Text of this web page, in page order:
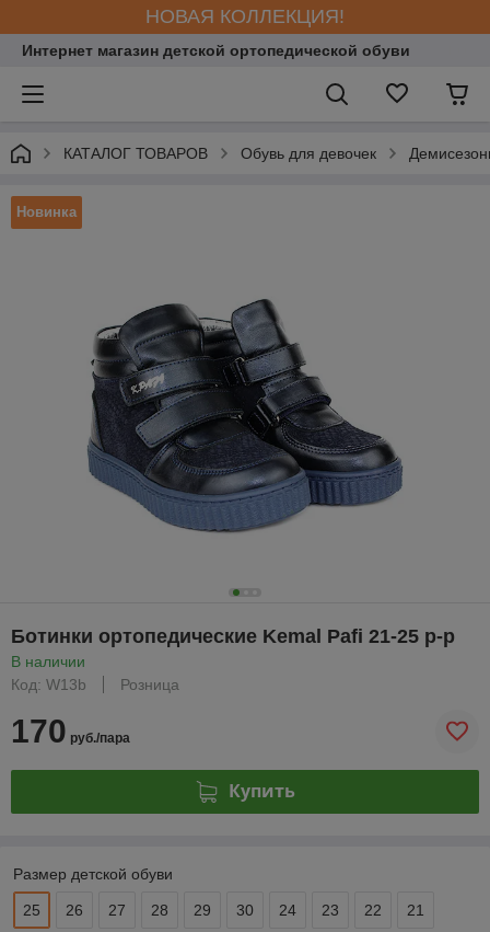
НОВАЯ КОЛЛЕКЦИЯ!
Интернет магазин детской ортопедической обуви
КАТАЛОГ ТОВАРОВ Обувь для девочек
Новинка
Ботинки ортопедические Kemal Pafi 21-25 р-р
В наличии
Код: W13b
Розница
170 руб./пара
Купить
Размер детской обуви
25 26 27 28 29 30 24 23 22 21